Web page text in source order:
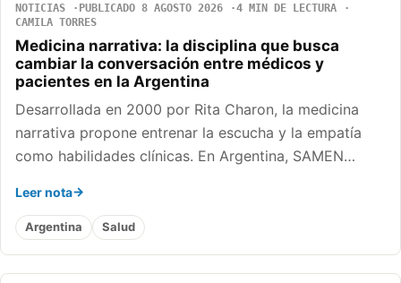
NOTICIAS PUBLICADO 8 AGOSTO 2026
4 MIN DE LECTURA
CAMILA TORRES
Medicina narrativa: la disciplina que busca
cambiar la conversación entre médicos y
pacientes en la Argentina
Desarrollada en 2000 por Rita Charon, la medicina
narrativa propone entrenar la escucha y la empatía
como habilidades clínicas. En Argentina, SAMEN…
Leer nota
Argentina Salud